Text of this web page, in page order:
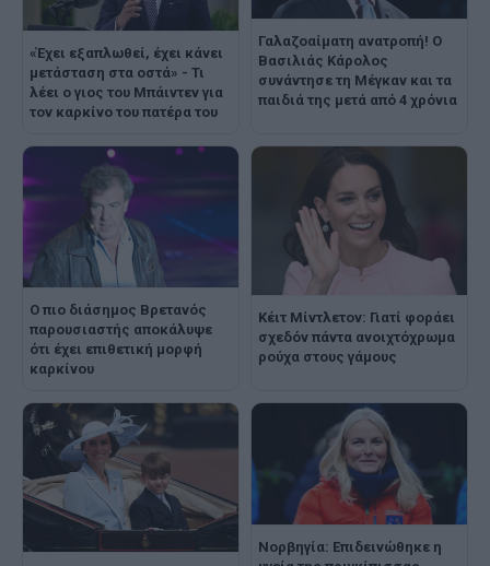
«Έχει εξαπλωθεί, έχει κάνει
μετάσταση στα οστά» - Τι
λέει ο γιος του Μπάιντεν για
τον καρκίνο του πατέρα του
Γαλαζοαίματη ανατροπή! Ο
Βασιλιάς Κάρολος
συνάντησε τη Μέγκαν και τα
παιδιά της μετά από 4 χρόνια
Ο πιο διάσημος Βρετανός
παρουσιαστής αποκάλυψε
ότι έχει επιθετική μορφή
καρκίνου
Κέιτ Μίντλετον: Γιατί φοράει
σχεδόν πάντα ανοιχτόχρωμα
ρούχα στους γάμους
Νορβηγία: Επιδεινώθηκε η